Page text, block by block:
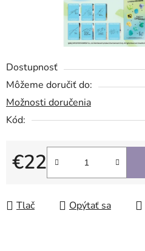
Dostupnosť
Môžeme doručiť do:
Možnosti doručenia
Kód:
€22
Jednotková cena:
Tlač Opýtať sa